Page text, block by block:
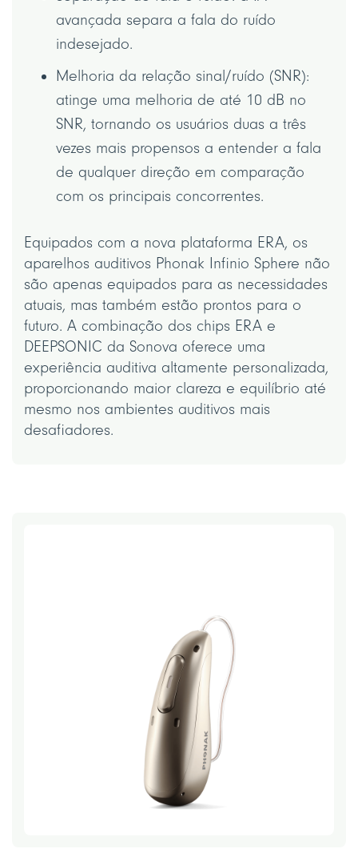
avançada separa a fala do ruído
indesejado.
Melhoria da relação sinal/ruído (SNR):
atinge uma melhoria de até 10 dB no
SNR, tornando os usuários duas a três
vezes mais propensos a entender a fala
de qualquer direção em comparação
com os principais concorrentes.
Equipados com a nova plataforma ERA, os
aparelhos auditivos Phonak Infinio Sphere não
são apenas equipados para as necessidades
atuais, mas também estão prontos para o
futuro. A combinação dos chips ERA e
DEEPSONIC da Sonova oferece uma
experiência auditiva altamente personalizada,
proporcionando maior clareza e equilíbrio até
mesmo nos ambientes auditivos mais
desafiadores.